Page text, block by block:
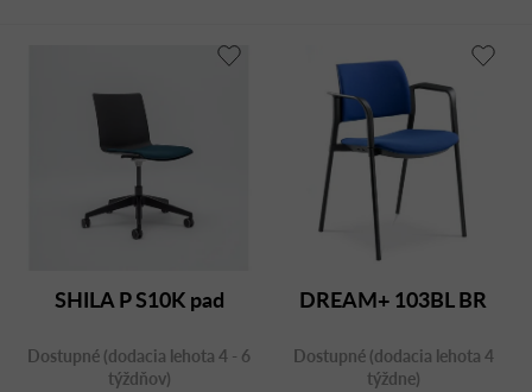
SHILA P S10K pad
Dostupné (dodacia lehota 4 - 6
týždňov)
DREAM+ 103BL BR
Dostupné (dodacia lehota 4
týždne)